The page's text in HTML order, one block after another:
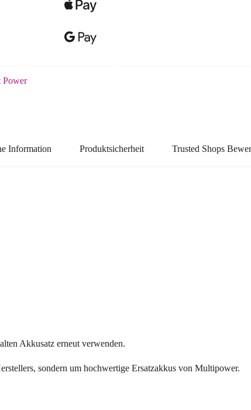
Power
Information Produktsicherheit Trusted Shops
Akkusatz erneut verwenden.
sondern um hochwertige Ersatzakkus von Multipower.